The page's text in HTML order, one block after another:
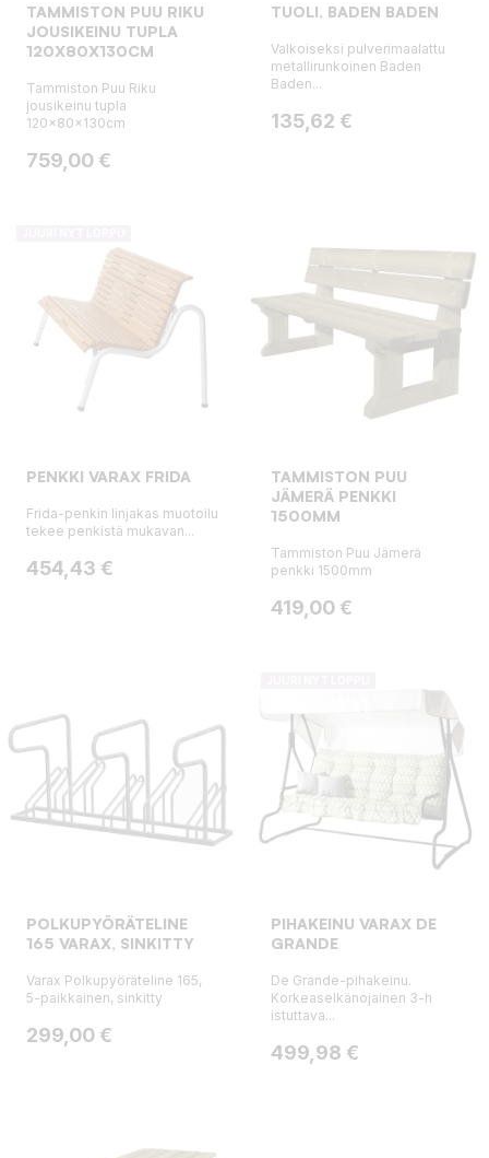
TAMMISTON PUU RIKU
JOUSIKEINU TUPLA
120X80X130CM
Tammiston Puu Riku
jousikeinu tupla
120x80x130cm
Hinta
759,00 €
TUOLI, BADEN BADEN
Valkoiseksi pulverimaalattu
metallirunkoinen Baden
Baden...
Hinta
135,62 €
PENKKI VARAX FRIDA
Frida-penkin linjakas muotoilu
tekee penkistä mukavan...
Hinta
454,43 €
TAMMISTON PUU
JÄMERÄ PENKKI
1500MM
Tammiston Puu Jämerä
penkki 1500mm
Hinta
419,00 €
POLKUPYÖRÄTELINE
165 VARAX, SINKITTY
Varax Polkupyöräteline 165,
5-paikkainen, sinkitty
Hinta
299,00 €
PIHAKEINU VARAX DE
GRANDE
De Grande-pihakeinu.
Korkeaselkänojainen 3-h
istuttava...
Hinta
499,98 €